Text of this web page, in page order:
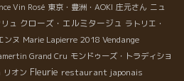
Vin Rosé 東京・豊洲・AOKI 庄元さん ニュ
ュ クローズ・エルミタージュ ラトリエ・
ンヌ Marie Lapierre 2018 Vendange
Grand Cru モンドゥーズ・トラディショ
リオン Fleurie restaurant japonais